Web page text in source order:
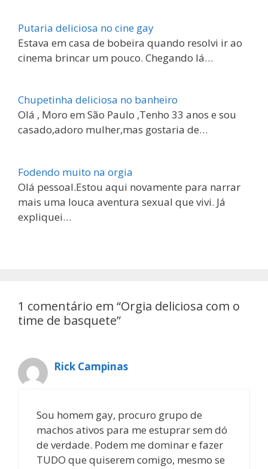
Putaria deliciosa no cine gay
Estava em casa de bobeira quando resolvi ir ao
cinema brincar um pouco. Chegando lá…
Chupetinha deliciosa no banheiro
Olá , Moro em São Paulo ,Tenho 33 anos e sou
casado,adoro mulher,mas gostaria de…
Fodendo muito na orgia
Olá pessoal.Estou aqui novamente para narrar
mais uma louca aventura sexual que vivi. Já
expliquei…
1 comentário em “Orgia deliciosa com o
time de basquete”
Rick Campinas
Sou homem gay, procuro grupo de
machos ativos para me estuprar sem dó
de verdade. Podem me dominar e fazer
TUDO que quiserem comigo, mesmo se